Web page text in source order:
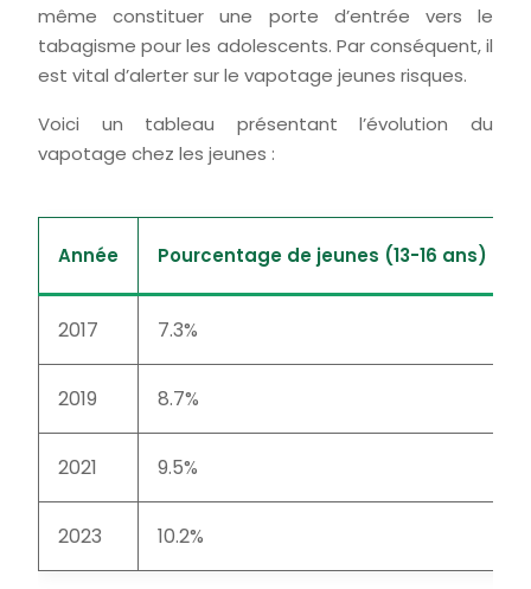
même constituer une porte d’entrée vers le
tabagisme pour les adolescents. Par conséquent, il
est vital d’alerter sur le vapotage jeunes risques.
Voici un tableau présentant l’évolution du
vapotage chez les jeunes :
Année Pourcentage de jeunes (13-16 ans)
2017 7.3%
2019 8.7%
2021 9.5%
2023 10.2%